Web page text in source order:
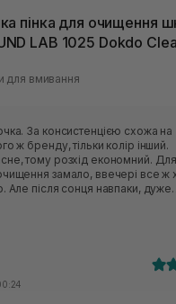
пінка для очищення
LAB 1025 Dokdo
для вмивання
За консистенцією схожа на
ж бренду, тільки колір інший.
розхід економний. Для жирної
замало, ввечері все ж
Але після сонця навпаки, дуже